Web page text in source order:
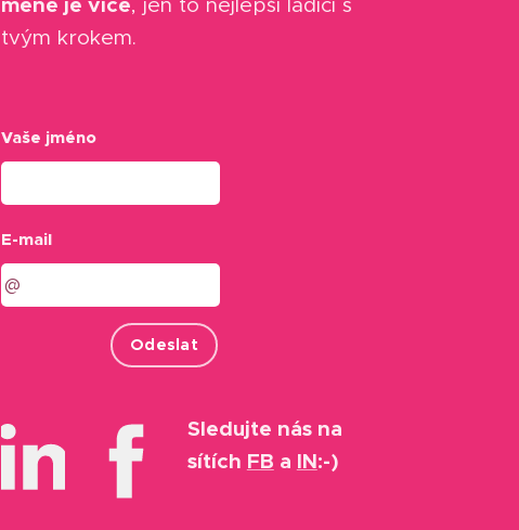
, jen to nejlepší ladící s
tvým krokem.
Vaše jméno
E-mail
Odeslat
Sledujte nás na
sítích FB a IN:-)